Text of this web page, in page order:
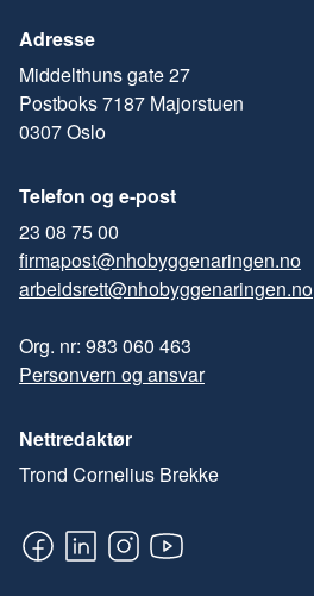
Adresse
Middelthuns gate 27
Postboks 7187 Majorstuen
0307 Oslo
Telefon og e-post
23 08 75 00
firmapost@nhobyggenaringen.no
arbeidsrett@nhobyggenaringen.no
Org. nr: 983 060 463
Personvern og ansvar
Nettredaktør
Trond Cornelius Brekke